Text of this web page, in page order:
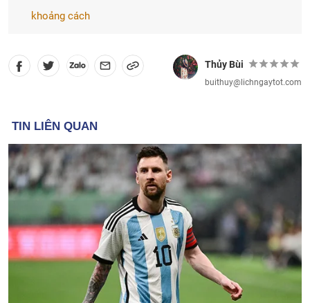
khoảng cách
Thủy Bùi
buithuy@lichngaytot.com